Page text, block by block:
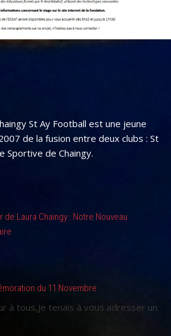
St Ay Football est une jeune
de la fusion entre deux clubs : St
Sportive de Chaingy.
de Laura Chaingy : Notre Nouveau
du 11 Novembre
à tous,Je tenais à vous adresser un